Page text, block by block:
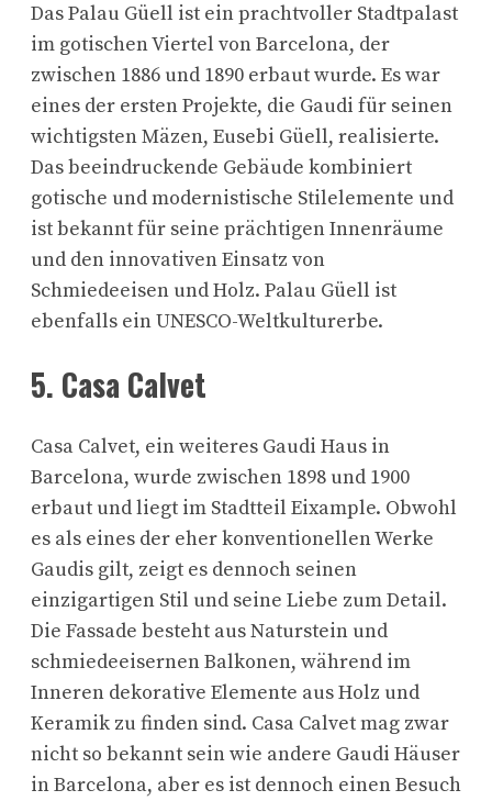
Das Palau Güell ist ein prachtvoller Stadtpalast
im gotischen Viertel von Barcelona, der
zwischen 1886 und 1890 erbaut wurde. Es war
eines der ersten Projekte, die Gaudi für seinen
wichtigsten Mäzen, Eusebi Güell, realisierte.
Das beeindruckende Gebäude kombiniert
gotische und modernistische Stilelemente und
ist bekannt für seine prächtigen Innenräume
und den innovativen Einsatz von
Schmiedeeisen und Holz. Palau Güell ist
ebenfalls ein UNESCO-Weltkulturerbe.
5. Casa Calvet
Casa Calvet, ein weiteres Gaudi Haus in
Barcelona, wurde zwischen 1898 und 1900
erbaut und liegt im Stadtteil Eixample. Obwohl
es als eines der eher konventionellen Werke
Gaudis gilt, zeigt es dennoch seinen
einzigartigen Stil und seine Liebe zum Detail.
Die Fassade besteht aus Naturstein und
schmiedeeisernen Balkonen, während im
Inneren dekorative Elemente aus Holz und
Keramik zu finden sind. Casa Calvet mag zwar
nicht so bekannt sein wie andere Gaudi Häuser
in Barcelona, aber es ist dennoch einen Besuch